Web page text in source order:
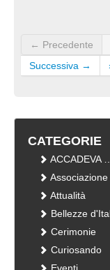
← Precedente
Successiva →
CATEGORIE
ACCADEVA …
Attualità
Bellezze
Cerimonie
Curiosando
Eventi